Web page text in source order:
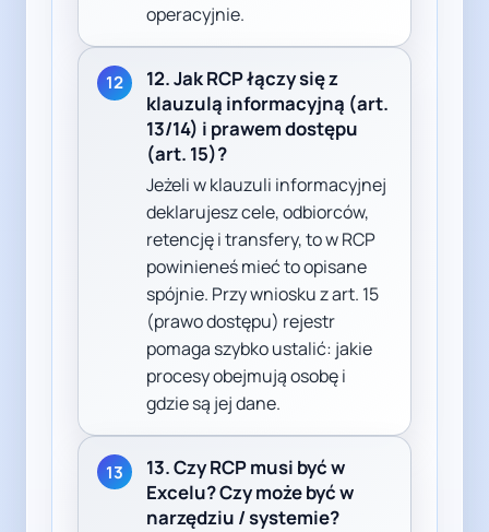
operacyjnie.
12
12. Jak RCP łączy się z
klauzulą informacyjną (art.
13/14) i prawem dostępu
(art. 15)?
Jeżeli w klauzuli informacyjnej
deklarujesz cele, odbiorców,
retencję i transfery, to w RCP
powinieneś mieć to opisane
spójnie. Przy wniosku z art. 15
(prawo dostępu) rejestr
pomaga szybko ustalić: jakie
procesy obejmują osobę i
gdzie są jej dane.
13
13. Czy RCP musi być w
Excelu? Czy może być w
narzędziu / systemie?